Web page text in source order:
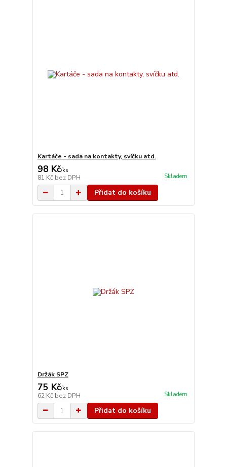
Kartáče - sada na kontakty, svíčku atd.
98 Kč/ks
81 Kč bez DPH Skladem
Přidat do košíku
Držák SPZ
75 Kč/ks
62 Kč bez DPH Skladem
Přidat do košíku